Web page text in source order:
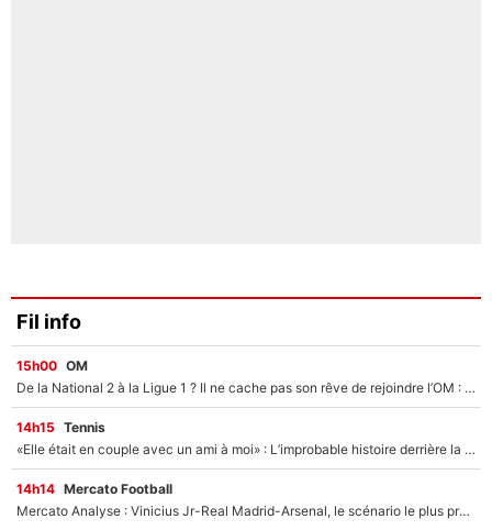
Fil info
15h00 OM
De la National 2 à la Ligue 1 ? Il ne cache pas son rêve de rejoindre l’OM : «Pourquoi pas moi ?»
14h15 Tennis
«Elle était en couple avec un ami à moi» : L’improbable histoire derrière la «seule relation longue» de Novak Djokovic
14h14 Mercato Football
Mercato Analyse : Vinicius Jr-Real Madrid-Arsenal, le scénario le plus probable est...